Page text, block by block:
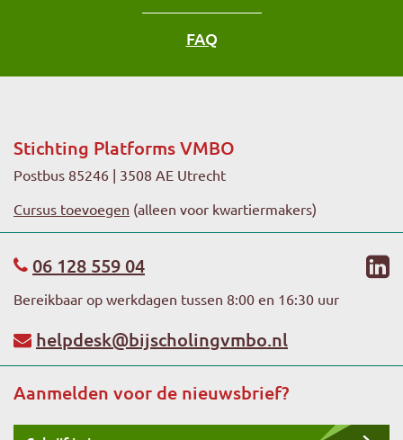
FAQ
Stichting Platforms VMBO
Postbus 85246 | 3508 AE Utrecht
Cursus toevoegen (alleen voor kwartiermakers)
06 128 559 04
Bereikbaar op werkdagen tussen 8:00 en 16:30 uur
helpdesk@bijscholingvmbo.nl
Aanmelden voor de nieuwsbrief?